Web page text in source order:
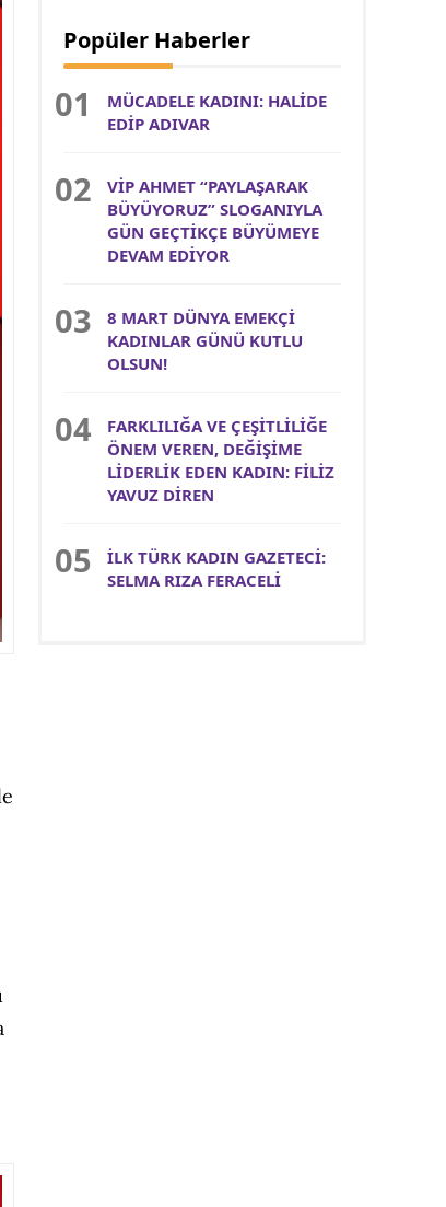
Popüler Haberler
MÜCADELE KADINI: HALİDE
EDİP ADIVAR
VİP AHMET “PAYLAŞARAK
BÜYÜYORUZ” SLOGANIYLA
GÜN GEÇTİKÇE BÜYÜMEYE
DEVAM EDİYOR
8 MART DÜNYA EMEKÇİ
KADINLAR GÜNÜ KUTLU
OLSUN!
FARKLILIĞA VE ÇEŞİTLİLİĞE
ÖNEM VEREN, DEĞİŞİME
LİDERLİK EDEN KADIN: FİLİZ
YAVUZ DİREN
İLK TÜRK KADIN GAZETECİ:
SELMA RIZA FERACELİ